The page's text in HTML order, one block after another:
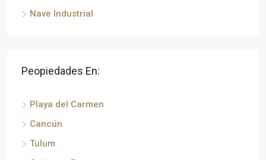
Nave Industrial
Peopiedades En:
Playa del Carmen
Cancún
Tulum